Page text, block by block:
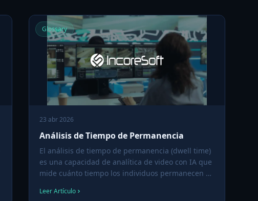
Glossary
23 abr 2026
Análisis de Tiempo de Permanencia
El análisis de tiempo de permanencia (dwell time)
es una capacidad de analítica de video con IA que
mide cuánto tiempo los individuos permanecen en
mostrador, un andén, una intersección — y agrega
Leer Artículo